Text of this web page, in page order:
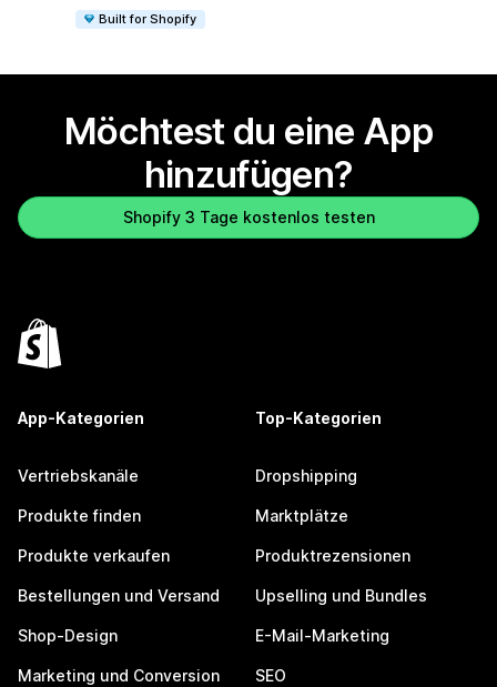
Built for Shopify
Möchtest du eine App
hinzufügen?
Shopify 3 Tage kostenlos testen
App-Kategorien
Vertriebskanäle
Produkte finden
Produkte verkaufen
Bestellungen und Versand
Shop-Design
Marketing und Conversion
Top-Kategorien
Dropshipping
Marktplätze
Produktrezensionen
Upselling und Bundles
E-Mail-Marketing
SEO